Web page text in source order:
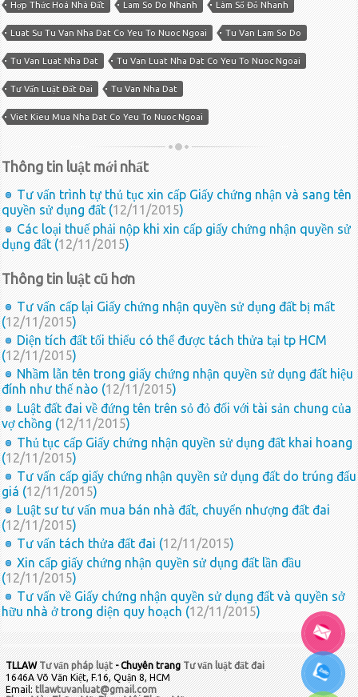
Hợp Thức Hoá Nhà Đất Lam So Do Nhanh Làm Sổ Đỏ Nhanh
Luat Su Tu Van Nha Dat Co Yeu To Nuoc Ngoai Tu Van Lam So Do
Tu Van Luat Nha Dat Tu Van Luat Nha Dat Co Yeu To Nuoc Ngoai
Tư Vấn Luật Đất Đai Tu Van Nha Dat
Viet Kieu Mua Nha Dat Co Yeu To Nuoc Ngoai
Thông tin luật mới nhất
Tư vấn trình tự thủ tục xin cấp Giấy chứng nhận và sang tên
quyền sử dụng đất (12/11/2015)
Các loại thuế phải nộp khi xin cấp giấy chứng nhận quyền sử
dụng đất (12/11/2015)
Thông tin luật cũ hơn
Tư vấn cấp lại Giấy chứng nhận quyền sử dụng đất bị mất
(12/11/2015)
Diện tích đất tối thiểu có thể được tách thửa tại tp HCM
(12/11/2015)
Nhầm lẫn tên trong giấy chứng nhận quyền sử dụng đất hiệu
đính như thế nào (12/11/2015)
Luật đất đai về đứng tên trên sỏ đỏ đối với tài sản chung của
vợ chồng (12/11/2015)
Thủ tục cấp Giấy chứng nhận quyền sử dụng đất khai hoang
(12/11/2015)
Tư vấn cấp giấy chứng nhận quyền sử dụng đất do trúng đấu
giá (12/11/2015)
Luật sư tư vấn mua bán nhà đất, chuyển nhượng đất đai
(12/11/2015)
Tư vấn tách thửa đất đai (12/11/2015)
Xin cấp giấy chứng nhận quyền sử dụng đất lần đầu
(12/11/2015)
Tư vấn về Giấy chứng nhận quyền sử dụng đất và quyền sở
hữu nhà ở trong diện quy hoạch (12/11/2015)
TLLAWTư vấn pháp luật- Chuyên trangTư vấn luật đất đai
1646A Võ Văn Kiệt, F.16, Quận 8, HCM
Email: tllawtuvanluat@gmail.com